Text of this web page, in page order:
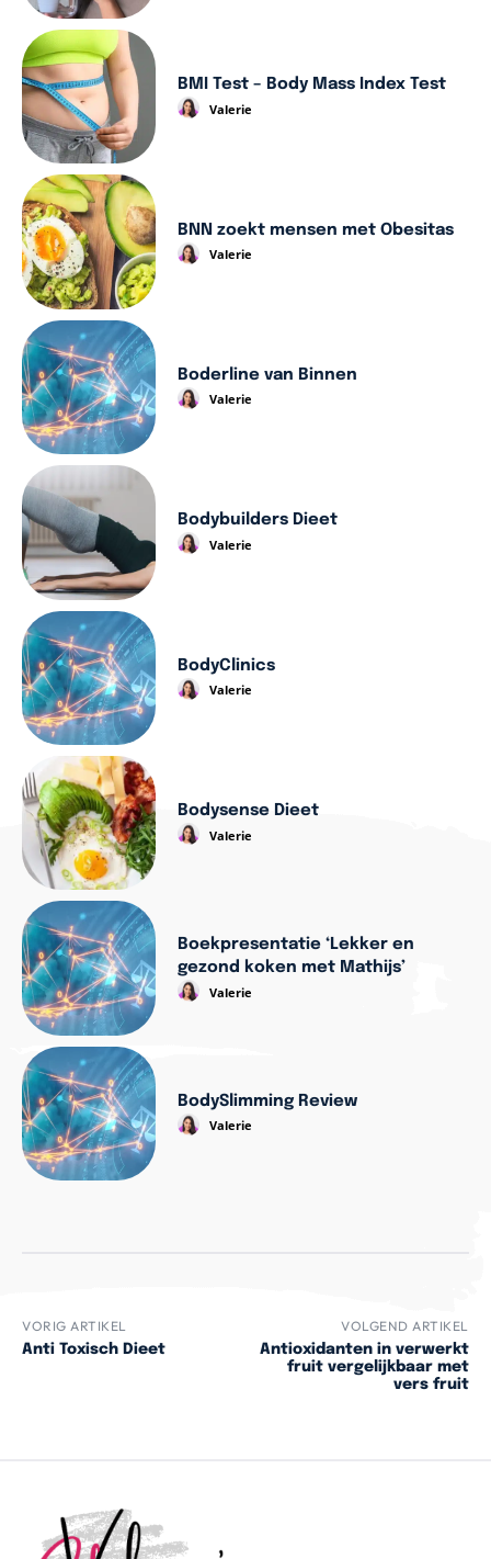
BMI Test – Body Mass Index Test
Valerie
BNN zoekt mensen met Obesitas
Valerie
Boderline van Binnen
Valerie
Bodybuilders Dieet
Valerie
BodyClinics
Valerie
Bodysense Dieet
Valerie
Boekpresentatie ‘Lekker en
gezond koken met Mathijs’
Valerie
BodySlimming Review
Valerie
VORIG ARTIKEL
Anti Toxisch Dieet
VOLGEND ARTIKEL
Antioxidanten in verwerkt
fruit vergelijkbaar met
vers fruit